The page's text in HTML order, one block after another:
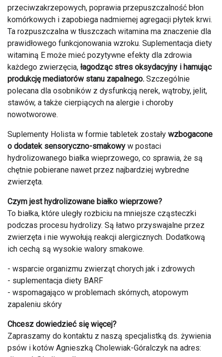
przeciwzakrzepowych, poprawia przepuszczalność błon
komórkowych i zapobiega nadmiernej agregacji płytek krwi.
Ta rozpuszczalna w tłuszczach witamina ma znaczenie dla
prawidłowego funkcjonowania wzroku. Suplementacja diety
witaminą E może mieć pozytywne efekty dla zdrowia
każdego zwierzęcia, łagodząc stres oksydacyjny i hamując
produkcję mediatorów stanu zapalnego. Szczególnie
polecana dla osobników z dysfunkcją nerek, wątroby, jelit,
stawów, a także cierpiących na alergie i choroby
nowotworowe.
Suplementy Holista w formie tabletek zostały wzbogacone
o dodatek sensoryczno-smakowy w postaci
hydrolizowanego białka wieprzowego, co sprawia, że są
chętnie pobierane nawet przez najbardziej wybredne
zwierzęta.
Czym jest hydrolizowane białko wieprzowe?
To białka, które uległy rozbiciu na mniejsze cząsteczki
podczas procesu hydrolizy. Są łatwo przyswajalne przez
zwierzęta i nie wywołują reakcji alergicznych. Dodatkową
ich cechą są wysokie walory smakowe.
- wsparcie organizmu zwierząt chorych jak i zdrowych
- suplementacja diety BARF
- wspomagająco w problemach skórnych, atopowym
zapaleniu skóry
Chcesz dowiedzieć się więcej?
Zapraszamy do kontaktu z naszą specjalistką ds. żywienia
psów i kotów Agnieszką Cholewiak-Góralczyk na adres: